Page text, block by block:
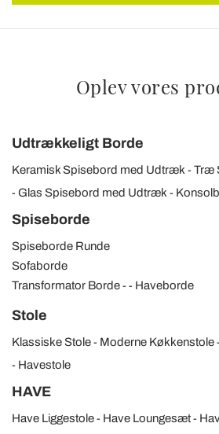
Oplev vores
Udtrækkeligt Borde
Keramisk Spisebord med Udtræk
Træ
Glas Spisebord med Udtræk
Spiseborde
Spiseborde Runde
Sofaborde
Transformator Borde
Haveborde
Stole
Klassiske Stole Moderne Køkkenstole
Havestole
HAVE
Have Liggestole Have Loungesæt